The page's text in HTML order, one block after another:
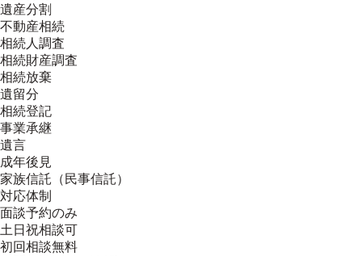
遺産分割
不動産相続
相続人調査
相続財産調査
相続放棄
遺留分
相続登記
事業承継
遺言
成年後見
家族信託（民事信託）
対応体制
面談予約のみ
土日祝相談可
初回相談無料